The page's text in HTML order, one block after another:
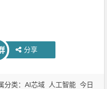
分享
分类：AI芯域 人工智能 今日